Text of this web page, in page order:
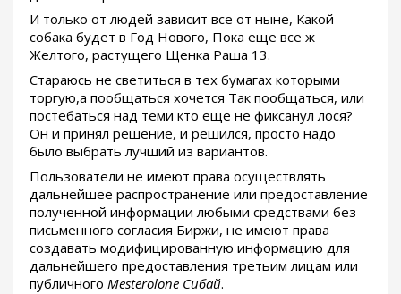
И только от людей зависит все от ныне, Какой
собака будет в Год Нового, Пока еще все ж
Желтого, растущего Щенка Раша 13.
Стараюсь не светиться в тех бумагах которыми
торгую,а пообщаться хочется Так пообщаться, или
постебаться над теми кто еще не фиксанул лося?
Он и принял решение, и решился, просто надо
было выбрать лучший из вариантов.
Пользователи не имеют права осуществлять
дальнейшее распространение или предоставление
полученной информации любыми средствами без
письменного согласия Биржи, не имеют права
создавать модифицированную информацию для
дальнейшего предоставления третьим лицам или
публичного Mesterolone Сибай.